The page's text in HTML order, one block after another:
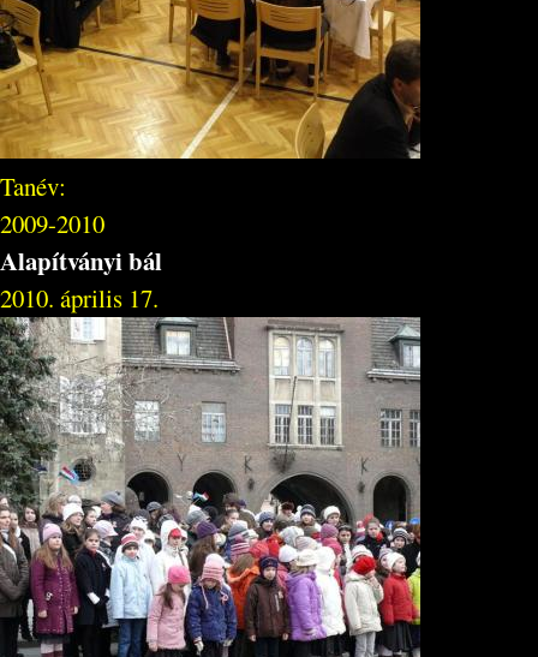
Tanév:
2009-2010
Alapítványi bál
2010. április 17.